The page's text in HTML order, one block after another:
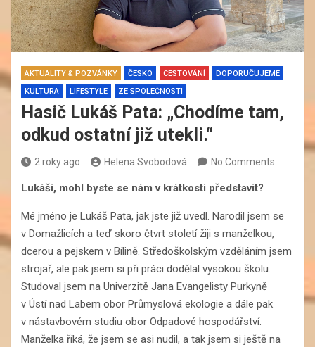
AKTUALITY & POZVÁNKY ČESKO CESTOVÁNÍ
DOPORUČUJEME
KULTURA
LIFESTYLE ZE SPOLEČNOSTI
Hasič Lukáš Pata: „Chodíme tam,
odkud ostatní již utekli.“
2 roky ago Helena Svobodová No Comments
Lukáši, mohl byste se nám v krátkosti představit?
Mé jméno je Lukáš Pata, jak jste již uvedl. Narodil jsem se
v Domažlicích a teď skoro čtvrt století žiji s manželkou,
dcerou a pejskem v Bílině. Středoškolským vzděláním jsem
strojař, ale pak jsem si při práci dodělal vysokou školu.
Studoval jsem na Univerzitě Jana Evangelisty Purkyně
v Ústí nad Labem obor Průmyslová ekologie a dále pak
v nástavbovém studiu obor Odpadové hospodářství.
Manželka říká, že jsem se asi nudil, a tak jsem si ještě na